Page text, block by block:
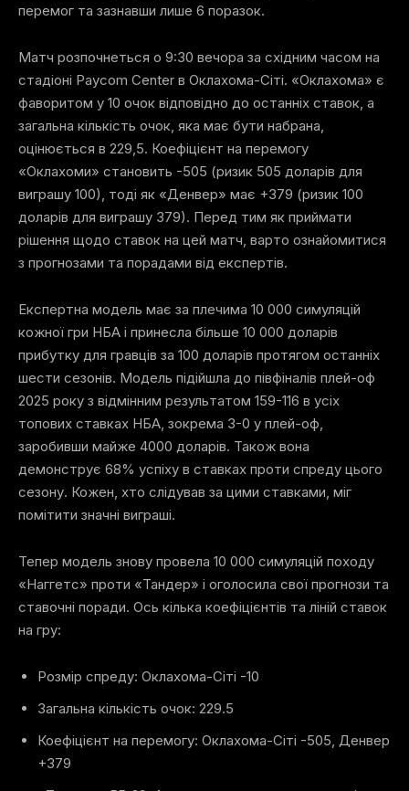
перемог та зазнавши лише 6 поразок.
Матч розпочнеться о 9:30 вечора за східним часом на
стадіоні Paycom Center в Оклахома-Сіті. «Оклахома» є
фаворитом у 10 очок відповідно до останніх ставок, а
загальна кількість очок, яка має бути набрана,
оцінюється в 229,5. Коефіцієнт на перемогу
«Оклахоми» становить -505 (ризик 505 доларів для
виграшу 100), тоді як «Денвер» має +379 (ризик 100
доларів для виграшу 379). Перед тим як приймати
рішення щодо ставок на цей матч, варто ознайомитися
з прогнозами та порадами від експертів.
Експертна модель має за плечима 10 000 симуляцій
кожної гри НБА і принесла більше 10 000 доларів
прибутку для гравців за 100 доларів протягом останніх
шести сезонів. Модель підійшла до півфіналів плей-оф
2025 року з відмінним результатом 159-116 в усіх
топових ставках НБА, зокрема 3-0 у плей-оф,
заробивши майже 4000 доларів. Також вона
демонструє 68% успіху в ставках проти спреду цього
сезону. Кожен, хто слідував за цими ставками, міг
помітити значні виграші.
Тепер модель знову провела 10 000 симуляцій походу
«Наггетс» проти «Тандер» і оголосила свої прогнози та
ставочні поради. Ось кілька коефіцієнтів та ліній ставок
на гру:
Розмір спреду: Оклахома-Сіті -10
Загальна кількість очок: 229.5
Коефіцієнт на перемогу: Оклахома-Сіті -505, Денвер
+379